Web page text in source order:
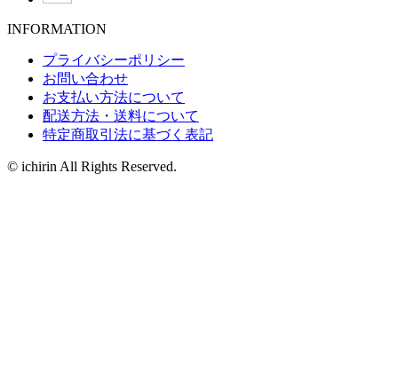
INFORMATION
プライバシーポリシー
お問い合わせ
お支払い方法について
配送方法・送料について
特定商取引法に基づく表記
© ichirin All Rights Reserved.